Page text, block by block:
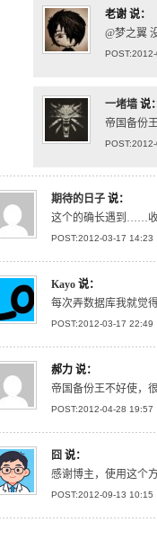
老谢 说：
@梦之翼
一堵墙 说
帝国备份
期待的日子 说：
这个的确长遇到……
POST:2012-03-17 14:23
Kayo 说：
每次弄数据库我就觉
POST:2012-03-17 22:49
郝力 说：
帝国备份王不好使，
POST:2012-04-28 19:57
囧 说：
感谢博主，使用这个
POST:2012-09-13 10:15